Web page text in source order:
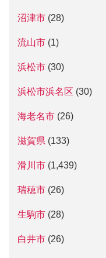
沼津市 (28)
流山市 (1)
浜松市 (30)
浜松市浜名区 (30)
海老名市 (26)
滋賀県 (133)
滑川市 (1,439)
瑞穂市 (26)
生駒市 (28)
白井市 (26)